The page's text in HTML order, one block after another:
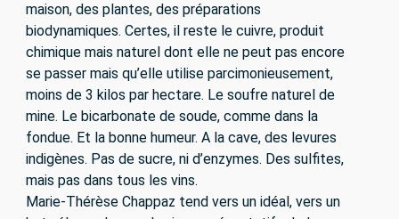
maison, des plantes, des préparations
biodynamiques. Certes, il reste le cuivre, produit
chimique mais naturel dont elle ne peut pas encore
se passer mais qu’elle utilise parcimonieusement,
moins de 3 kilos par hectare. Le soufre naturel de
mine. Le bicarbonate de soude, comme dans la
fondue. Et la bonne humeur. A la cave, des levures
indigènes. Pas de sucre, ni d’enzymes. Des sulfites,
mais pas dans tous les vins.
Marie-Thérèse Chappaz tend vers un idéal, vers un